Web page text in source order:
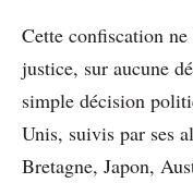
Cette confiscation
justice, sur aucune
simple décision
Unis, suivis par ses
Bretagne, Japon,